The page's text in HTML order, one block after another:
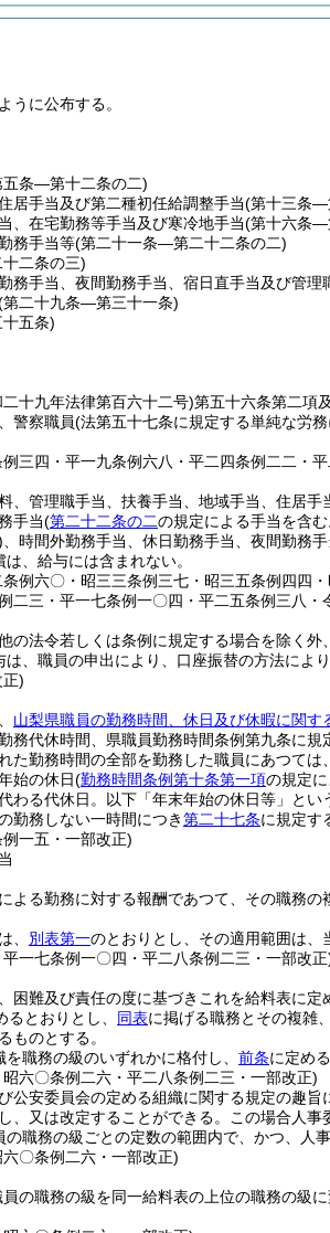
うに公布する。
五条―第十二条の二)
居手当及び第二種初任給調整手当(第十三条―
、在宅勤務等手当及び寒冷地手当(第十六条―
務手当等(第二十一条―第二十二条の二)
二条の三)
務手当、夜間勤務手当、宿日直手当及び管理
第二十九条―第三十一条)
五条)
十九年法律第百六十二号)第五十六条第二項
警察職員(法第五十七条に規定する単純な労
三四・平一九条例六八・平二四条例二二・
、管理職手当、扶養手当、地域手当、住居
手当(第二十二条の二の規定による手当を含
、時間外勤務手当、休日勤務手当、夜間勤務
、給与には含まれない。
例六〇・昭三三条例三七・昭三五条例四四
二三・平一七条例一〇四・平二五条例三八
の法令若しくは条例に規定する場合を除く
、職員の申出により、口座振替の方法によ
)
山梨県職員の勤務時間、休日及び休暇に関す
務代休時間、県職員勤務時間条例第九条に規
た勤務時間の全部を勤務した職員にあつて
始の休日(勤務時間条例第十条第一項の規定
わる代休日。以下「年末年始の休日等」とい
勤務しない一時間につき第二十七条に規定す
一五・一部改正)
よる勤務に対する報酬であつて、その職務
、 別表第一のとおりとし、その適用範囲は、
一七条例一〇四・平二八条例二三・一部改正
困難及び責任の度に基づきこれを給料表に
るとおりとし、 同表に掲げる職務とその複雑
ものとする。
職務の級のいずれかに格付し、 前条に定め
六〇条例二六・平二八条例二三・一部改正)
公安委員会の定める組織に関する規定の趣旨
、又は改定することができる。
この場合人事
の職務の級ごとの定数の範囲内で、かつ、人
〇条例二六・一部改正)
の職務の級を同一給料表の上位の職務の級